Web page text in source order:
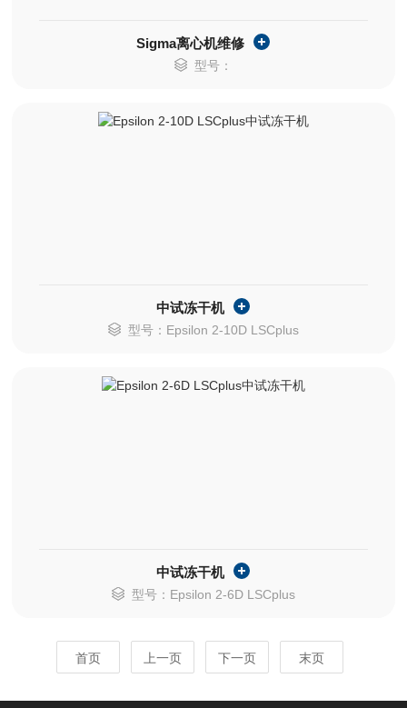
Sigma离心机维修
型号：
中试冻干机
型号：Epsilon 2-10D LSCplus
中试冻干机
型号：Epsilon 2-6D LSCplus
首页 上一页 下一页 末页